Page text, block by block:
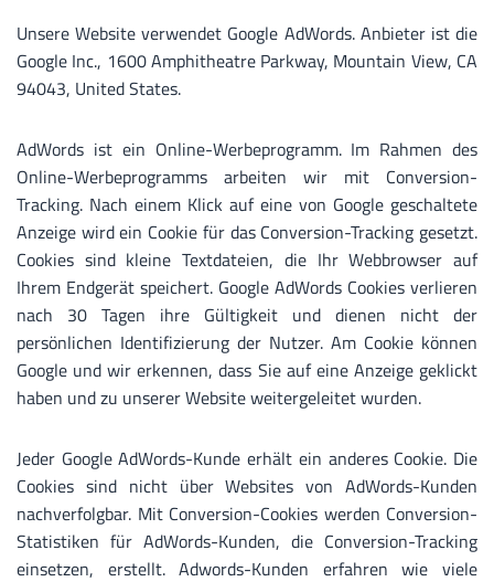
Unsere Website verwendet Google AdWords. Anbieter ist die
Google Inc., 1600 Amphitheatre Parkway, Mountain View, CA
94043, United States.
AdWords ist ein Online-Werbeprogramm. Im Rahmen des
Online-Werbeprogramms arbeiten wir mit Conversion-
Tracking. Nach einem Klick auf eine von Google geschaltete
Anzeige wird ein Cookie für das Conversion-Tracking gesetzt.
Cookies sind kleine Textdateien, die Ihr Webbrowser auf
Ihrem Endgerät speichert. Google AdWords Cookies verlieren
nach 30 Tagen ihre Gültigkeit und dienen nicht der
persönlichen Identifizierung der Nutzer. Am Cookie können
Google und wir erkennen, dass Sie auf eine Anzeige geklickt
haben und zu unserer Website weitergeleitet wurden.
Jeder Google AdWords-Kunde erhält ein anderes Cookie. Die
Cookies sind nicht über Websites von AdWords-Kunden
nachverfolgbar. Mit Conversion-Cookies werden Conversion-
Statistiken für AdWords-Kunden, die Conversion-Tracking
einsetzen, erstellt. Adwords-Kunden erfahren wie viele